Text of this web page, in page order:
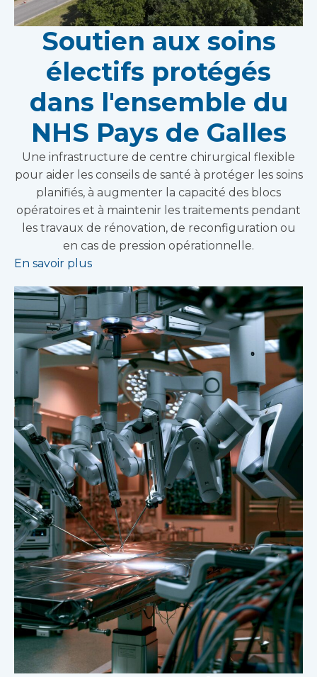
Soutien aux soins
électifs protégés
dans l'ensemble du
NHS Pays de Galles
Une infrastructure de centre chirurgical flexible
pour aider les conseils de santé à protéger les soins
planifiés, à augmenter la capacité des blocs
opératoires et à maintenir les traitements pendant
les travaux de rénovation, de reconfiguration ou
en cas de pression opérationnelle.
En savoir plus